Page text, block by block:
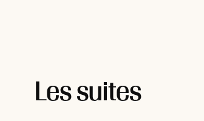
Les suites